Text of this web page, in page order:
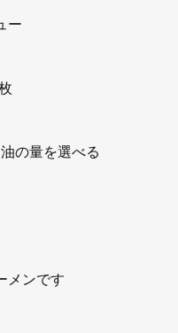
ー
の量を選べる
メンです